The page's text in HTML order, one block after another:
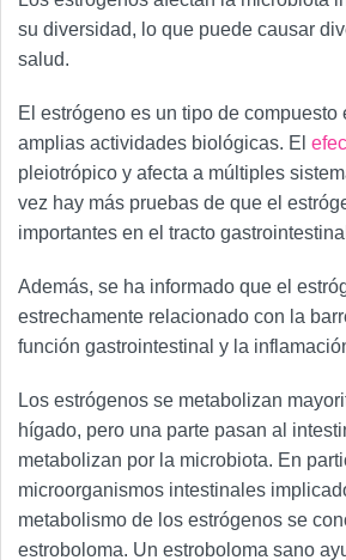
su diversidad, lo que puede causar
salud.
El estrógeno es un tipo de compuesto
amplias actividades biológicas. El
pleiotrópico y afecta a múltiples
vez hay más pruebas de que el
importantes en el tracto
Además, se ha informado que el
estrechamente relacionado con la
función gastrointestinal y la
Los estrógenos se metabolizan
hígado, pero una parte pasan al
metabolizan por la microbiota. En
microorganismos intestinales
metabolismo de los estrógenos se
estroboloma. Un estroboloma sano